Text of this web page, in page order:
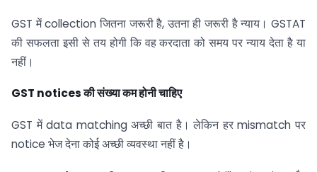
GST में collection जितना जरूरी है, उतना ही जरूरी है न्याय। GSTAT
की सफलता इसी से तय होगी कि वह करदाता को समय पर न्याय देता है या
नहीं।
GST noticesकी संख्या कम होनी चाहिए
GST में data matching अच्छी बात है। लेकिन हर mismatch पर
notice भेज देना कोई अच्छी व्यवस्था नहीं है।